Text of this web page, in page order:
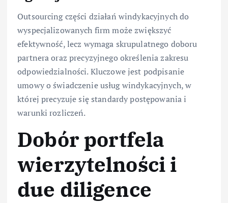
Outsourcing części działań windykacyjnych do
wyspecjalizowanych firm może zwiększyć
efektywność, lecz wymaga skrupulatnego doboru
partnera oraz precyzyjnego określenia zakresu
odpowiedzialności. Kluczowe jest podpisanie
umowy o świadczenie usług windykacyjnych, w
której precyzuje się standardy postępowania i
warunki rozliczeń.
Dobór portfela
wierzytelności i
due diligence